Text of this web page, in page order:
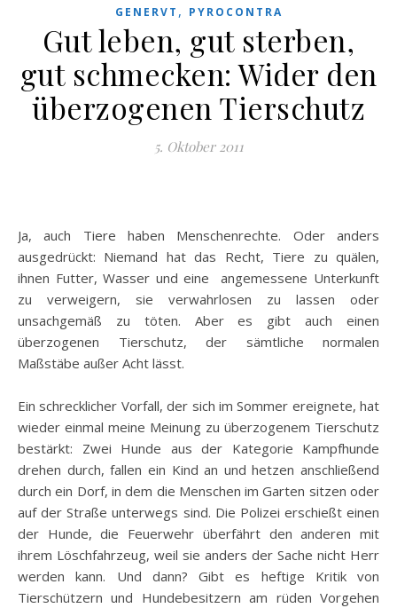
GENERVT , PYROCONTRA
Gut leben, gut sterben,
gut schmecken: Wider den
überzogenen Tierschutz
5. Oktober 2011
Ja, auch Tiere haben Menschenrechte. Oder anders
ausgedrückt: Niemand hat das Recht, Tiere zu quälen,
ihnen Futter, Wasser und eine angemessene Unterkunft
zu verweigern, sie verwahrlosen zu lassen oder
unsachgemäß zu töten. Aber es gibt auch einen
überzogenen Tierschutz, der sämtliche normalen
Maßstäbe außer Acht lässt.
Ein schrecklicher Vorfall, der sich im Sommer ereignete, hat
wieder einmal meine Meinung zu überzogenem Tierschutz
bestärkt: Zwei Hunde aus der Kategorie Kampfhunde
drehen durch, fallen ein Kind an und hetzen anschließend
durch ein Dorf, in dem die Menschen im Garten sitzen oder
auf der Straße unterwegs sind. Die Polizei erschießt einen
der Hunde, die Feuerwehr überfährt den anderen mit
ihrem Löschfahrzeug, weil sie anders der Sache nicht Herr
werden kann. Und dann? Gibt es heftige Kritik von
Tierschützern und Hundebesitzern am rüden Vorgehen